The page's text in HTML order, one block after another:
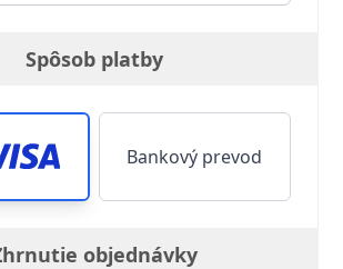
Spôsob platby
Bankový prevod
objednávky